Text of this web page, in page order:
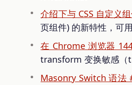
介绍下与 CSS 自定义
页组件) 的新特性，可
在 Chrome 浏览器
transform 变换敏感（
Masonry Switch 语法